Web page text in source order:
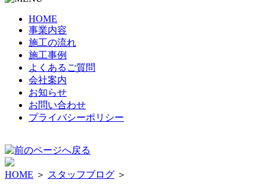
HOME
事業内容
施工の流れ
施工事例
よくあるご質問
会社案内
お知らせ
お問い合わせ
プライバシーポリシー
HOME ＞ スタッフブログ ＞